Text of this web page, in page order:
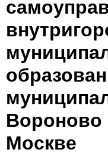
Вороново
Москве